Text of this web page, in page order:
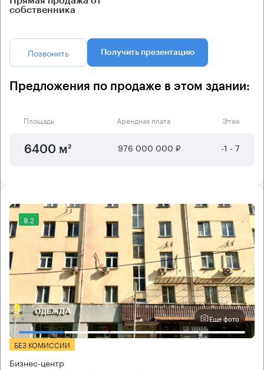
собственника
Позвонить Получить презентацию
Предложения по продаже в этом здании:
Площадь Арендная плата Этаж
6400 м² 976 000 000 ₽ -1 - 7
8.2
Еще фото
БЕЗ КОМИССИИ
Бизнес-центр